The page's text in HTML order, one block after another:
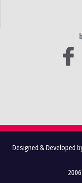
Designed & Developed